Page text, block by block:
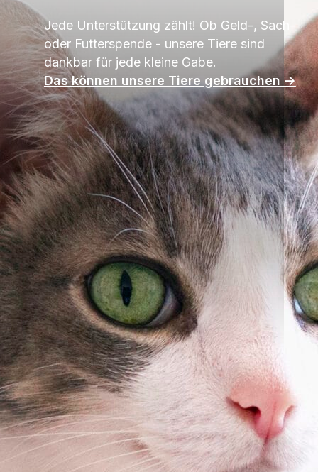
Jede Unterstützung zählt! Ob Geld-, Sach-
oder Futterspende - unsere Tiere sind
dankbar für jede kleine Gabe.
Das können unsere Tiere gebrauchen ->